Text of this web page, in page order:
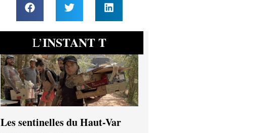
L’INSTANT T
Les sentinelles du Haut-Var